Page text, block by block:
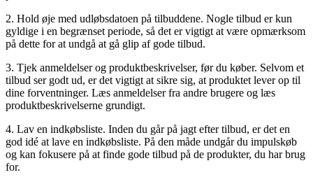
2. Hold øje med udløbsdatoen på tilbuddene. Nogle tilbud er kun
gyldige i en begrænset periode, så det er vigtigt at være opmærksom
på dette for at undgå at gå glip af gode tilbud.
3. Tjek anmeldelser og produktbeskrivelser, før du køber. Selvom et
tilbud ser godt ud, er det vigtigt at sikre sig, at produktet lever op til
dine forventninger. Læs anmeldelser fra andre brugere og læs
produktbeskrivelserne grundigt.
4. Lav en indkøbsliste. Inden du går på jagt efter tilbud, er det en
god idé at lave en indkøbsliste. På den måde undgår du impulskøb
og kan fokusere på at finde gode tilbud på de produkter, du har brug
for.